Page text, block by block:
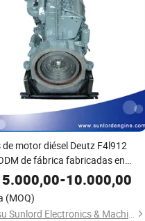
de motor diésel Deutz F4l912
de fábrica fabricadas en
5.000,00-10.000,00
(MOQ)
Jiangsu Sunlord Electronics & Machinery Co., Ltd.